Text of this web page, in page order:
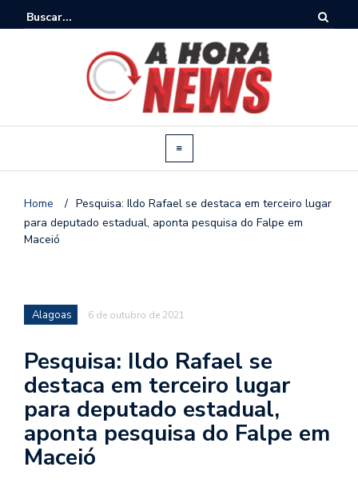
Home / Pesquisa: Ildo Rafael se destaca em terceiro lugar
para deputado estadual, aponta pesquisa do Falpe em
Maceió
Alagoas 6 de outubro de 2021
Pesquisa: Ildo Rafael se
destaca em terceiro lugar
para deputado estadual,
aponta pesquisa do Falpe em
Maceió